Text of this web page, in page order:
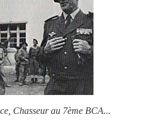
Chasseur au 7ème BCA...